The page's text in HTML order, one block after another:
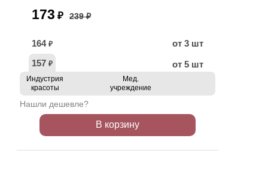
173 ₽ 239 ₽
164 ₽
от 3 шт
157 ₽ от 5 шт
Индустрия
красоты
Мед.
учреждение
Нашли дешевле?
В корзину